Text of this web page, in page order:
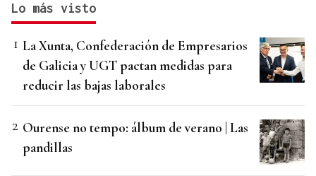
Lo más visto
La Xunta, Confederación de Empresarios
de Galicia y UGT pactan medidas para
reducir las bajas laborales
Ourense no tempo: álbum de verano | Las
pandillas